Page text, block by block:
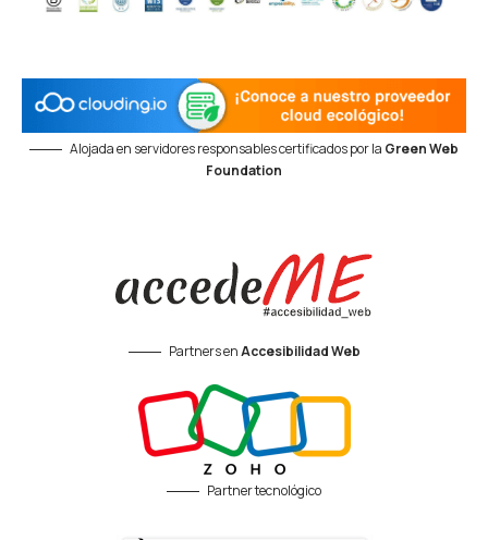
Alojada en servidores responsables certificados por la Green Web
Foundation
Partners enAccesibilidad Web
Partner tecnológico